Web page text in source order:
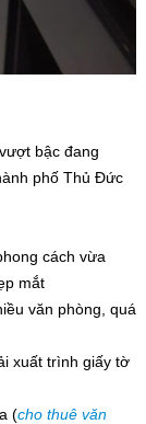
bậc đang
phố Thủ Đức
cách vừa
mắt
văn phòng, quá
xuất trình giấy tờ
(cho thuê văn